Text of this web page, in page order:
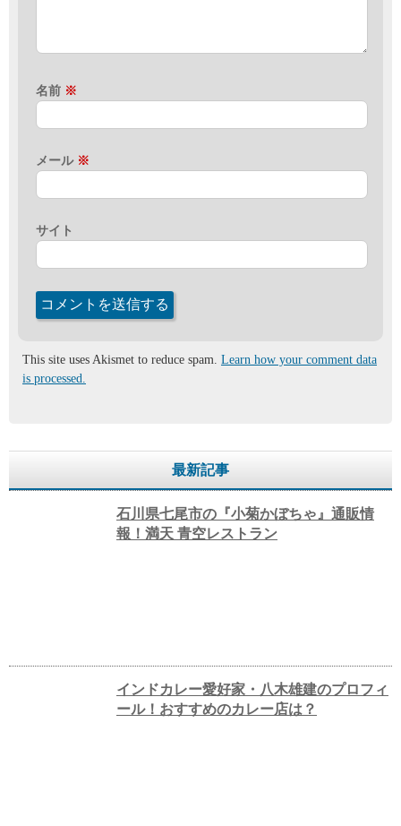
名前 ※
メール ※
サイト
This site uses Akismet to reduce spam. Learn how your comment data
is processed.
最新記事
石川県七尾市の『小菊かぼちゃ』通販情
報！満天 青空レストラン
インドカレー愛好家・八木雄建のプロフィ
ール！おすすめのカレー店は？